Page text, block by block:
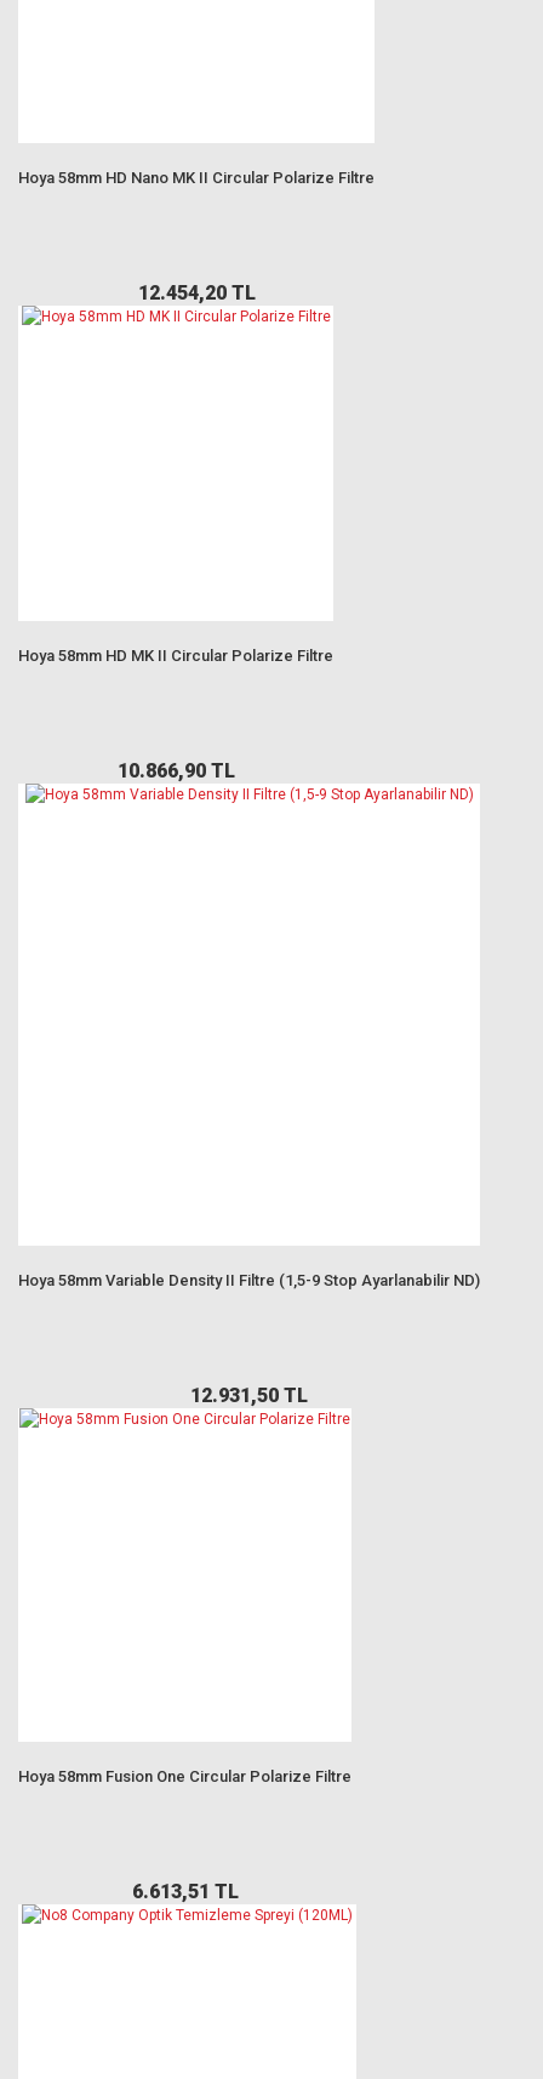
Hoya 58mm HD Nano MK II Circular Polarize Filtre
12.454,20 TL
Hoya 58mm HD MK II Circular Polarize Filtre
10.866,90 TL
Hoya 58mm Variable Density II Filtre (1,5-9 Stop Ayarlanabilir ND)
12.931,50 TL
Hoya 58mm Fusion One Circular Polarize Filtre
6.613,51 TL